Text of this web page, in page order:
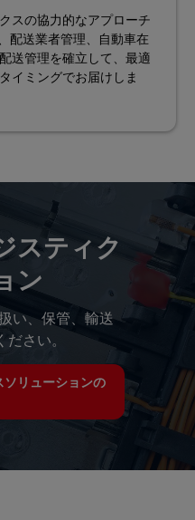
スの協力的なアプローチ
配送業者管理、自動車在
送管理を確立して、最適
イミングでお届けしま
スティク
ン
い、保管、輸送
さい。
リューションの